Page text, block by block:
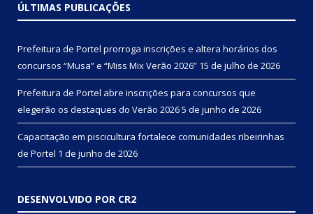
ÚLTIMAS PUBLICAÇÕES
Prefeitura de Portel prorroga inscrições e altera horários dos
concursos “Musa” e “Miss Mix Verão 2026” 15 de julho de 2026
Prefeitura de Portel abre inscrições para concursos que
elegerão os destaques do Verão 20265 de junho de 2026
Capacitação em piscicultura fortalece comunidades ribeirinhas
de Portel 1 de junho de 2026
DESENVOLVIDO POR CR2